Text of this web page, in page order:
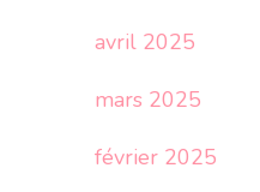
avril 2025
mars 2025
février 2025